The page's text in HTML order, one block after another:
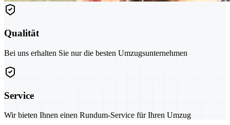
Qualität
Bei uns erhalten Sie nur die besten Umzugsunternehmen
Service
Wir bieten Ihnen einen Rundum-Service für Ihren Umzug